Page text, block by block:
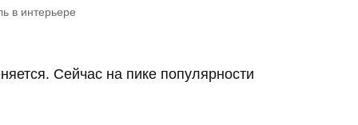
в интерьере
Сейчас на пике популярности